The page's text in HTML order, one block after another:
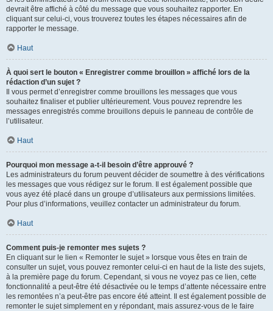
devrait être affiché à côté du message que vous souhaitez rapporter. En
cliquant sur celui-ci, vous trouverez toutes les étapes nécessaires afin de
rapporter le message.
Haut
À quoi sert le bouton « Enregistrer comme brouillon » affiché lors de la
rédaction d’un sujet ?
Il vous permet d’enregistrer comme brouillons les messages que vous
souhaitez finaliser et publier ultérieurement. Vous pouvez reprendre les
messages enregistrés comme brouillons depuis le panneau de contrôle de
l’utilisateur.
Haut
Pourquoi mon message a-t-il besoin d’être approuvé ?
Les administrateurs du forum peuvent décider de soumettre à des vérifications
les messages que vous rédigez sur le forum. Il est également possible que
vous ayez été placé dans un groupe d’utilisateurs aux permissions limitées.
Pour plus d’informations, veuillez contacter un administrateur du forum.
Haut
Comment puis-je remonter mes sujets ?
En cliquant sur le lien « Remonter le sujet » lorsque vous êtes en train de
consulter un sujet, vous pouvez remonter celui-ci en haut de la liste des sujets,
à la première page du forum. Cependant, si vous ne voyez pas ce lien, cette
fonctionnalité a peut-être été désactivée ou le temps d’attente nécessaire entre
les remontées n’a peut-être pas encore été atteint. Il est également possible de
remonter le sujet simplement en y répondant, mais assurez-vous de le faire